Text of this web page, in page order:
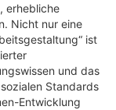
erhebliche
Nicht nur eine
ist
und das
Standards
Entwicklung